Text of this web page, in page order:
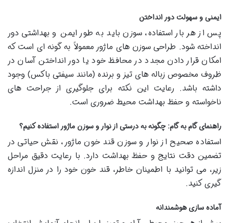
ایمنی و سهولت دور انداختن
پس از هر بار استفاده، سوزن باید به طور ایمن و بهداشتی دور
انداخته شود. طراحی سوزن های ماژور معمولاً به گونه ای است که
امکان قرار دادن مجدد در محافظ خود یا دور انداختن آسان در
ظروف مخصوص زباله های تیز و برنده (مانند سیفتی باکس) وجود
داشته باشد. رعایت این نکته برای جلوگیری از جراحت های
ناخواسته و حفظ بهداشت محیط ضروری است.
راهنمای گام به گام: چگونه به درستی از نوار و سوزن ماژور استفاده کنیم؟
استفاده صحیح از نوار و سوزن قند خون ماژور، نقش حیاتی در
تضمین دقت نتایج و حفظ بهداشت دارد. با رعایت دقیق مراحل
زیر، می توانید با اطمینان خاطر، قند خون خود را در منزل اندازه
گیری کنید.
آماده سازی هوشمندانه